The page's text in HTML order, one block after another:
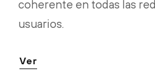
coherente en todas las
usuarios.
Ver